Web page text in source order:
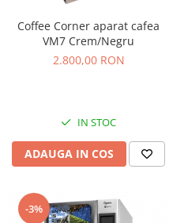
Coffee Corner aparat cafea
VM7 Crem/Negru
2.800,00 RON
IN STOC
ADAUGA IN COS
-3%